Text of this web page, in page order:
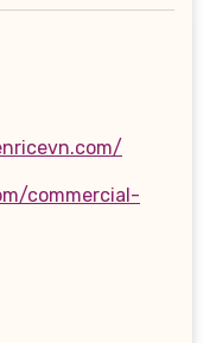
commercial-